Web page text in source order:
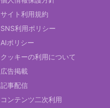
サイト利用規約
SNS利用ポリシー
AIポリシー
クッキーの利用について
広告掲載
記事配信
コンテンツ二次利用